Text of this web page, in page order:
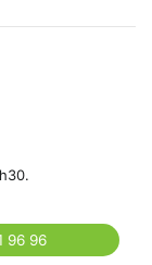
96 96